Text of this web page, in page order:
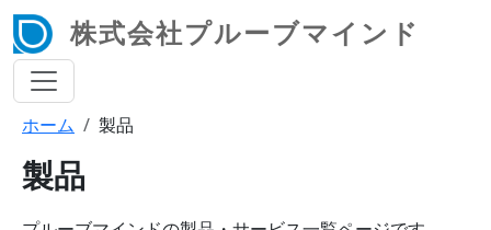
メインコンテンツに移動
株式会社プルーブマインド
パンくず
ホーム 製品
製品